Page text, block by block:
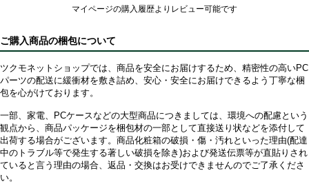
マイページの購入履歴よりレビュー可能です
ご購入商品の梱包について
ツクモネットショップでは、商品を安全にお届けするため、精密性の高いPC
パーツの配送に緩衝材を敷き詰め、安心・安全にお届けできるよう丁寧な梱
包を心がけております。
一部、家電、PCケースなどの大型商品につきましては、環境への配慮という
観点から、商品パッケージを梱包材の一部として直接送り状などを添付して
出荷する場合がございます。商品化粧箱の破損・傷・汚れといった理由(配達
中のトラブル等で発生する著しい破損を除き)および発送伝票等が直貼りされ
ていると言う理由の場合、返品・交換はお受けできませんのでご了承くださ
い。